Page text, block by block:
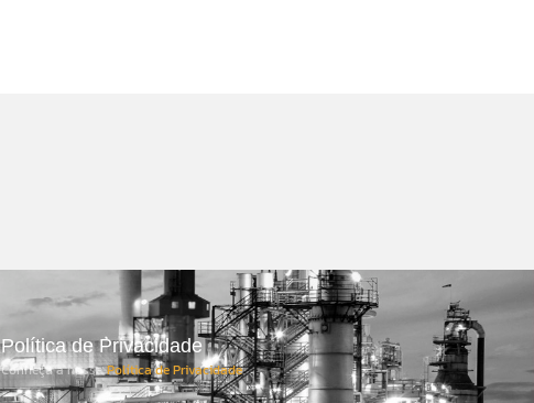
Política de Privacidade
Conheça a nossaPolítica de Privacidade.